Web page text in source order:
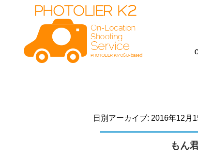
日別アーカイブ: 2016年12月
もん